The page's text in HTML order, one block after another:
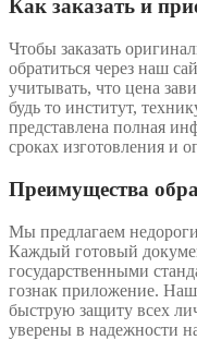
Как заказать и
Чтобы заказать
обратиться через наш
учитывать, что цена
будь то институт,
представлена полная
сроках изготовления и
Преимущества
Мы предлагаем
Каждый готовый
государственными
гознак приложение.
быструю защиту всех
уверены в надежности